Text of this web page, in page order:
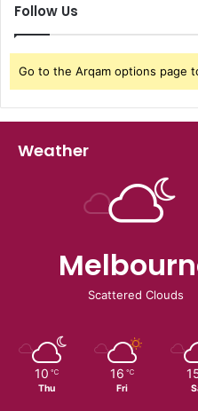
Follow Us
Go to the Arqam options page
Weather
Scattered Clouds
10 ℃
Thu
16 ℃
Fri